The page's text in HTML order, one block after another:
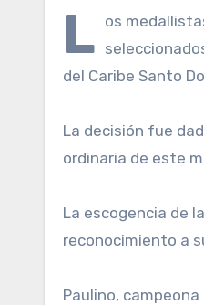
L os
del Caribe Santo
La decisión fue
ordinaria de este
La escogencia de
reconocimiento a
Paulino,